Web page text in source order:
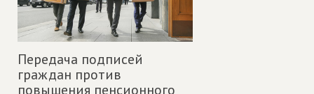
Передача подписей
граждан против
повышения пенсионного